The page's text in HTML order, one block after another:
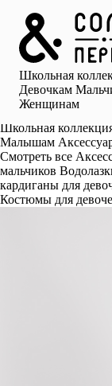
Школьная
Девочкам
Женщинам
Главная
Каталог
Избранное
Школьная
Малышам
Смотреть все
мальчиков
кардиганы для
Костюмы для